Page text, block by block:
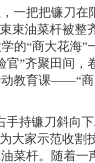
把把镰刀在
束油菜杆被
的“商大花海”
官”齐聚田间，
教育课——“
持镰刀斜向下
大家示范收割
菜杆。随着一